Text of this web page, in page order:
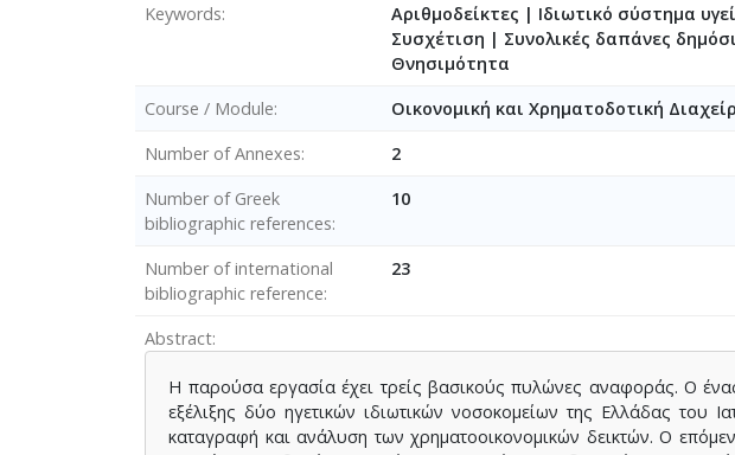
Keywords
Aριθμοδείκτες | Ιδιωτικό σύστημα
Συσχέτιση | Συνολικές δαπάνες
Θνησιμότητα
Course / Module
Οικονομική και Χρηματοδοτική
Number of Annexes
2
Number of Greek
bibliographic references
10
Number of international
bibliographic reference
23
Abstract
Η παρούσα εργασία έχει τρείς βασικούς πυλώνες αναφοράς. Ο
εξέλιξης δύο ηγετικών ιδιωτικών νοσοκομείων της Ελλάδας του
καταγραφή και ανάλυση των χρηματοοικονομικών δεικτών. Ο